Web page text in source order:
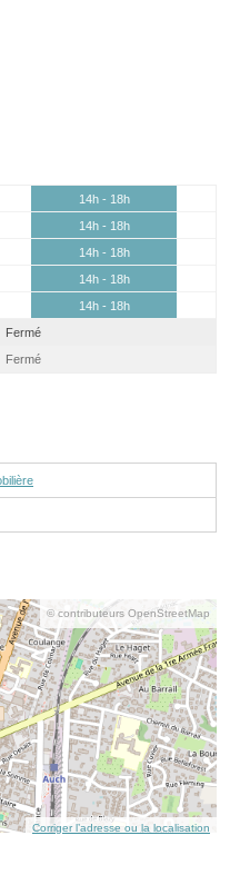
14h - 18h
14h - 18h
14h - 18h
14h - 18h
14h - 18h
Fermé
Fermé
© contributeurs OpenStreetMap
Corriger l’adresse ou la localisation